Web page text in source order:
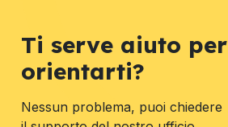
Ti serve aiuto per
orientarti?
Nessun problema, puoi chiedere